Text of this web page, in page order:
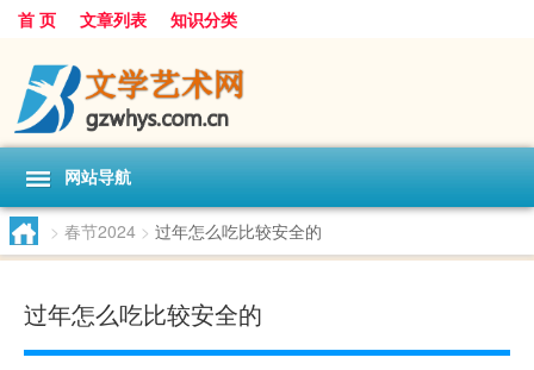
首 页 文章列表 知识分类
网站导航
> 春节2024 > 过年怎么吃比较安全的
过年怎么吃比较安全的